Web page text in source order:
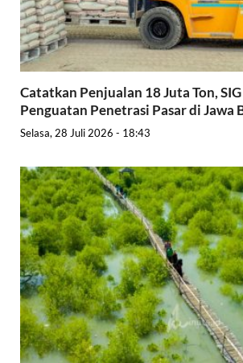
Catatkan Penjualan 18 Juta Ton, SIG
Penguatan Penetrasi Pasar di Jawa
Selasa, 28 Juli 2026 - 18:43